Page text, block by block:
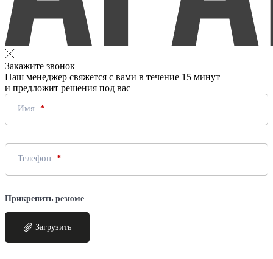
Закажите звонок
Наш менеджер свяжется с вами в течение 15 минут
и предложит решения под вас
Имя
Телефон
Прикрепить резюме
Загрузить